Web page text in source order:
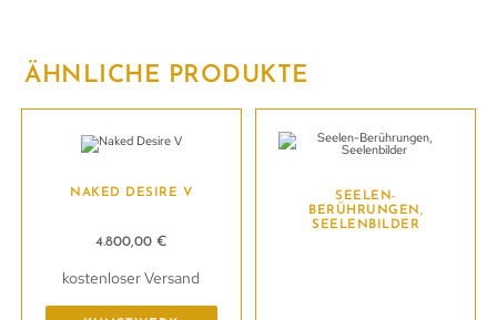
ÄHNLICHE PRODUKTE
NAKED DESIRE V
4.800,00 €
kostenloser Versand
SEELEN-
BERÜHRUNGEN,
SEELENBILDER